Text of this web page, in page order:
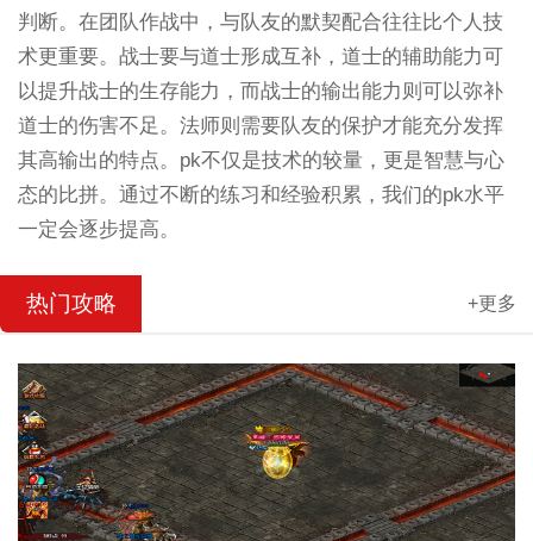
判断。在团队作战中，与队友的默契配合往往比个人技
术更重要。战士要与道士形成互补，道士的辅助能力可
以提升战士的生存能力，而战士的输出能力则可以弥补
道士的伤害不足。法师则需要队友的保护才能充分发挥
其高输出的特点。pk不仅是技术的较量，更是智慧与心
态的比拼。通过不断的练习和经验积累，我们的pk水平
一定会逐步提高。
热门攻略 +更多